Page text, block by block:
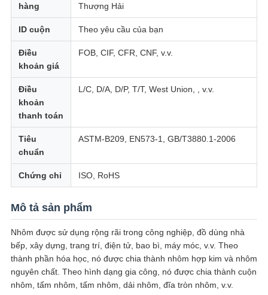
hàng
Thượng Hải
ID cuộn Theo yêu cầu của bạn
Điều
khoản giá
FOB, CIF, CFR, CNF, v.v.
Điều
khoản
thanh toán
L/C, D/A, D/P, T/T, West Union, , v.v.
Tiêu
chuẩn
ASTM-B209, EN573-1, GB/T3880.1-2006
Chứng chỉ ISO, RoHS
Mô tả sản phẩm
Nhôm được sử dụng rộng rãi trong công nghiệp, đồ dùng nhà
bếp, xây dựng, trang trí, điện tử, bao bì, máy móc, v.v. Theo
thành phần hóa học, nó được chia thành nhôm hợp kim và nhôm
nguyên chất. Theo hình dạng gia công, nó được chia thành cuộn
nhôm, tấm nhôm, tấm nhôm, dải nhôm, đĩa tròn nhôm, v.v.